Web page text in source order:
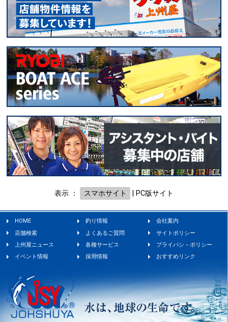
表示 ： スマホサイト PC版サイト
HOME 釣り情報
会社案内
店舗検索
よくあるご質問
サイトポリシー
上州屋ニュース
各種サービス
プライバシ－ポリシー
イベント情報
採用情報 おすすめリンク